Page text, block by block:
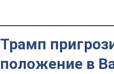
Трамп
положение в